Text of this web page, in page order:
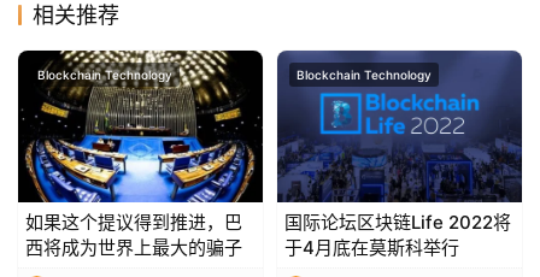
相关推荐
Blockchain Technology
如果这个提议得到推进，巴
西将成为世界上最大的骗子
Blockchain Technology
国际论坛区块链Life 2022将
于4月底在莫斯科举行